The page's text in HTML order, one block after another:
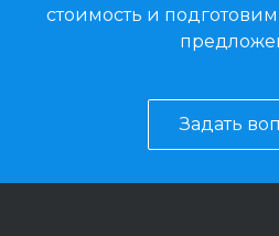
стоимость и
Задать